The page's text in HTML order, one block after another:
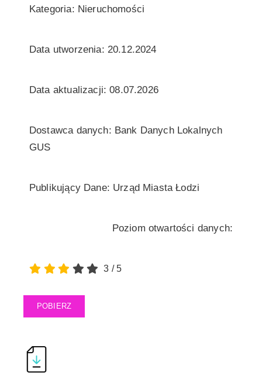
Kategoria: Nieruchomości
Data utworzenia: 20.12.2024
Data aktualizacji: 08.07.2026
Dostawca danych: Bank Danych Lokalnych
GUS
Publikujący Dane: Urząd Miasta Łodzi
Poziom otwartości danych:
3 /5
POBIERZ